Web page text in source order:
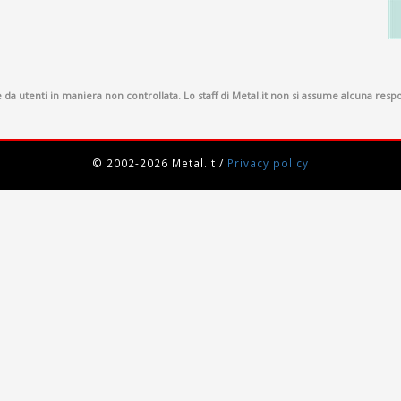
utenti in maniera non controllata. Lo staff di Metal.it non si assume alcuna
© 2002-2026 Metal.it / Privacy policy